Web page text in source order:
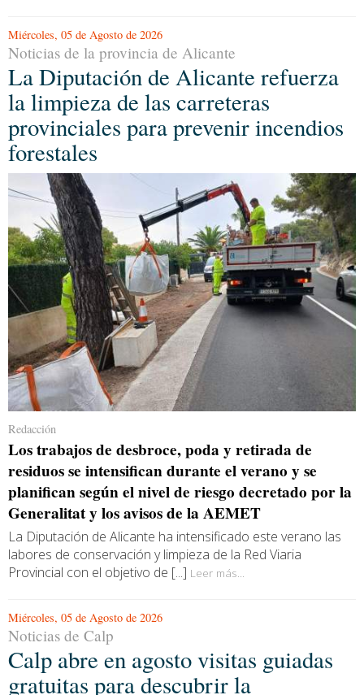
Miércoles, 05 de Agosto de 2026
Noticias de la provincia de Alicante
La Diputación de Alicante refuerza
la limpieza de las carreteras
provinciales para prevenir incendios
forestales
Redacción
Los trabajos de desbroce, poda y retirada de
residuos se intensifican durante el verano y se
planifican según el nivel de riesgo decretado por la
Generalitat y los avisos de la AEMET
La Diputación de Alicante ha intensificado este verano las
labores de conservación y limpieza de la Red Viaria
Provincial con el objetivo de [...] Leer más...
Miércoles, 05 de Agosto de 2026
Noticias de Calp
Calp abre en agosto visitas guiadas
gratuitas para descubrir la